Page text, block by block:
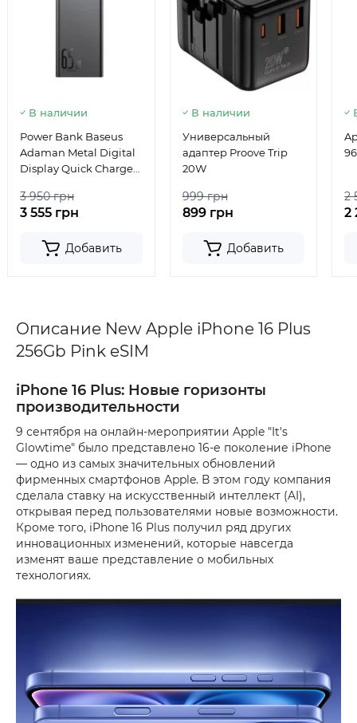
В наличии
Power Bank Baseus
Adaman Metal Digital
Display Quick Charge
Black
3 950 грн
3 555 грн
Добавить
В наличии
Универсальный
адаптер Proove Trip
20W
999 грн
899 грн
Добавить
2
2
Описание New Apple iPhone 16 Plus
256Gb Pink eSIM
iPhone 16 Plus: Новые горизонты
производительности
9 сентября на онлайн-мероприятии Apple "It's
Glowtime" было представлено 16-е поколение iPhone
— одно из самых значительных обновлений
фирменных смартфонов Apple. В этом году компания
сделала ставку на искусственный интеллект (AI),
открывая перед пользователями новые возможности.
Кроме того, iPhone 16 Plus получил ряд других
инновационных изменений, которые навсегда
изменят ваше представление о мобильных
технологиях.